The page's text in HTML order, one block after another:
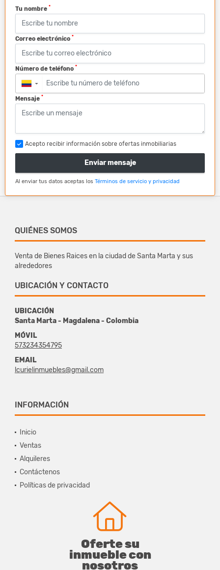
Tu nombre *
Correo electrónico *
Número de teléfono *
▼
Mensaje *
Acepto recibir información sobre ofertas inmobiliarias
Enviar mensaje
Al enviar tus datos aceptas los Términos de servicio y privacidad
QUIÉNES SOMOS
Venta de Bienes Raices en la ciudad de Santa Marta y sus
alrededores
UBICACIÓN Y CONTACTO
UBICACIÓN
Santa Marta - Magdalena - Colombia
MÓVIL
573234354795
EMAIL
lcurielinmuebles@gmail.com
INFORMACIÓN
Inicio
Ventas
Alquileres
Contáctenos
Políticas de privacidad
Oferte su
inmueble con
nosotros